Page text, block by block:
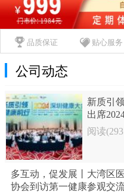
品质保证 贴心服务
公司动态
新质引
出席
阅读
多互动，促发展丨大湾区
协会到访第一健康参观交